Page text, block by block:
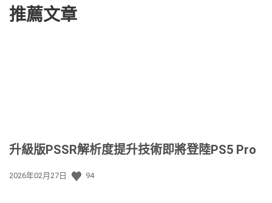
推薦文章
升級版PSSR解析度提升技術即將登陸PS5 Pro
發
2026年02月27日 94